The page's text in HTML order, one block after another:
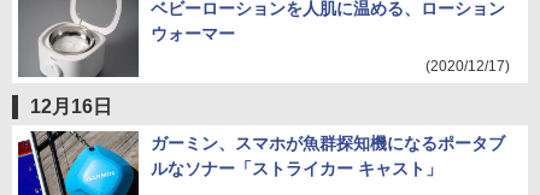
ベビーローションを人肌に温める、ローション
ウォーマー
(2020/12/17)
12月16日
ガーミン、スマホが魚群探知機になるポータブ
ルなソナー「ストライカー キャスト」